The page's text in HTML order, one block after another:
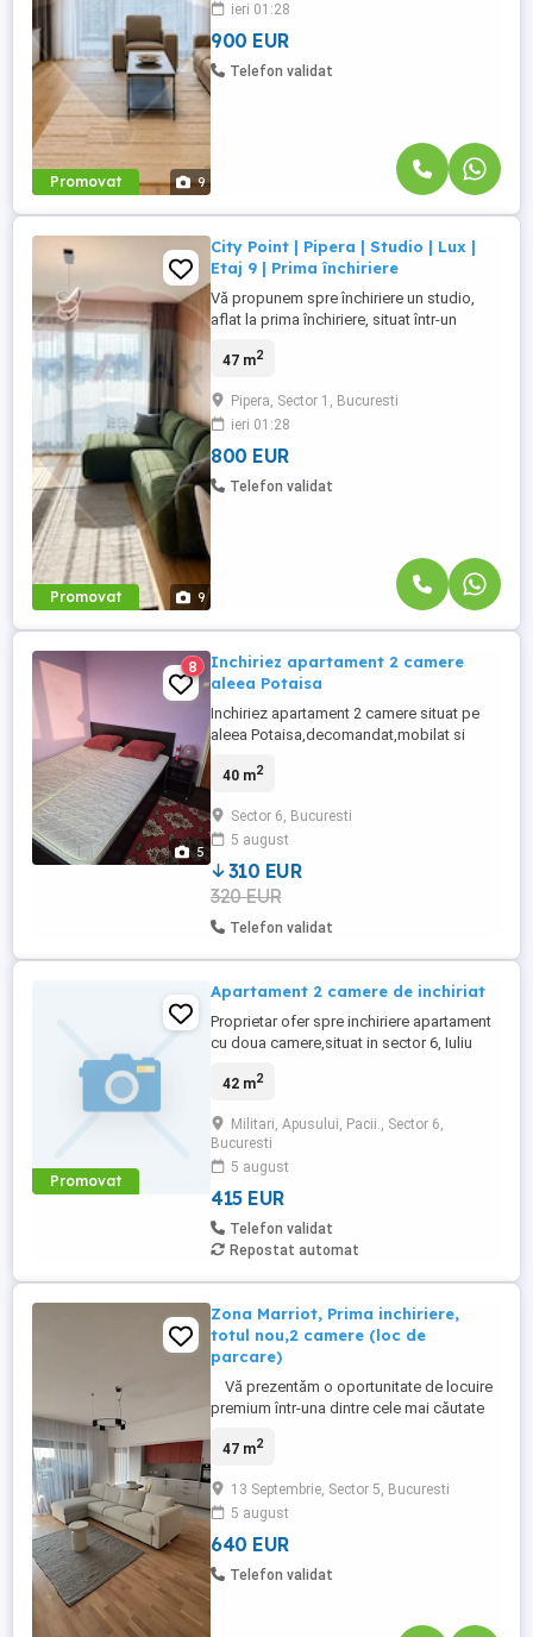
Promovat 9
premium, mobilier de calitate și
electrocasnice moderne, fiind ...
ieri 01:28
900 EUR
Telefon validat
Promovat 9
City Point | Pipera | Studio | Lux |
Etaj 9 | Prima închiriere
Vă propunem spre închiriere un studio,
aflat la prima închiriere, situat într-un
Point, în zona Pipera–Aviației. Studio-ul
finisaje premium, mobilier de calitate și
electrocasnice moderne, fiind pregătit
pentru mutare ...
47 m2
Pipera, Sector 1, Bucuresti
ieri 01:28
800 EUR
Telefon validat
5
8
Inchiriez apartament 2 camere
aleea Potaisa
Inchiriez apartament 2 camere situat pe
aleea Potaisa,decomandat,mobilat si
si internet,etaj 9 din10,in apropiere statie
Apartamentul se inchirieza la 1- 2
persoane de sex
feminin,nefumatoare,fara animale de
companie.
40 m2
Sector 6, Bucuresti
5 august
310 EUR
320 EUR
Telefon validat
Promovat
Apartament 2 camere de inchiriat
Proprietar ofer spre inchiriere apartament
cu doua camere,situat in sector 6, Iuliu
Imobilul se afla intre statiile de metrou
mers pe jos Apartamentul este mobilat si
utilat complet, diepune de toate
electronicele si electrocasnicele ...
42 m2
Militari, Apusului, Pacii., Sector 6,
Bucuresti
5 august
415 EUR
Telefon validat
Repostat automat
Zona Marriot, Prima inchiriere,
totul nou,2 camere (loc de
parcare)
Vă prezentăm o oportunitate de locuire
premium într-una dintre cele mai căutate
apartament de Tip C, situat la etaj superior
redefineste confortul urban printr-un
design inteligent și o orientare ...
47 m2
13 Septembrie, Sector 5, Bucuresti
5 august
640 EUR
Telefon validat